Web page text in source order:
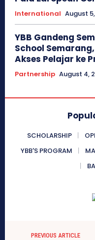
International August
YBB Gandeng
School
Akses Pelajar ke
Partnership August 4,
SCHOLARSHIP
YBB'S PROGRAM
PREVIOUS ARTICLE